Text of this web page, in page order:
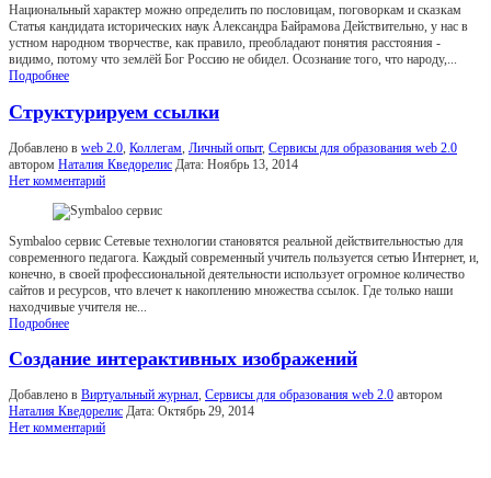
Национальный характер можно определить по пословицам, поговоркам и сказкам
Статья кандидата исторических наук Александра Байрамова Действительно, у нас в
устном народном творчестве, как правило, преобладают понятия расстояния -
видимо, потому что землёй Бог Россию не обидел. Осознание того, что народу,...
Подробнее
Структурируем ссылки
Добавлено в web 2.0 Коллегам Личный опыт, Сервисы для образования web 2.0
автором Наталия Кведорелис Дата: Ноябрь 13, 2014
Нет комментарий
Symbaloo сервис Сетевые технологии становятся реальной действительностью для
современного педагога. Каждый современный учитель пользуется сетью Интернет, и,
конечно, в своей профессиональной деятельности использует огромное количество
сайтов и ресурсов, что влечет к накоплению множества ссылок. Где только наши
находчивые учителя не...
Подробнее
Создание интерактивных изображений
Добавлено в Виртуальный журнал, Сервисы для образования web 2.0 автором
Наталия Кведорелис Дата: Октябрь 29, 2014
Нет комментарий